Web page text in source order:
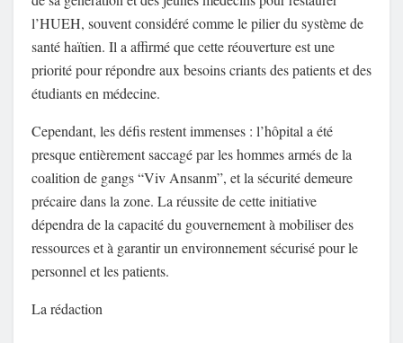
l’HUEH, souvent considéré comme le pilier du système de
santé haïtien. Il a affirmé que cette réouverture est une
priorité pour répondre aux besoins criants des patients et des
étudiants en médecine.
Cependant, les défis restent immenses : l’hôpital a été
presque entièrement saccagé par les hommes armés de la
coalition de gangs “Viv Ansanm”, et la sécurité demeure
précaire dans la zone. La réussite de cette initiative
dépendra de la capacité du gouvernement à mobiliser des
ressources et à garantir un environnement sécurisé pour le
personnel et les patients.
La rédaction